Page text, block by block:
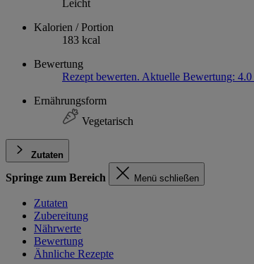
Leicht
Kalorien / Portion
183 kcal
Bewertung
Rezept bewerten. Aktuelle Bewertung: 4.0
Ernährungsform
Vegetarisch
Zutaten
Springe zum Bereich Menü schließen
Zutaten
Zubereitung
Nährwerte
Bewertung
Ähnliche Rezepte